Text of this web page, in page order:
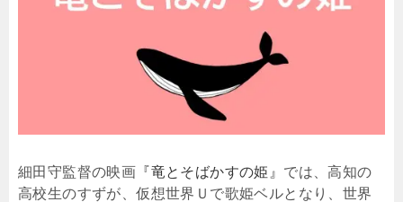
細田守監督の映画 『竜とそばかすの姫』 では、高知の
高校生のすずが、仮想世界Ｕで歌姫ベルとなり、世界